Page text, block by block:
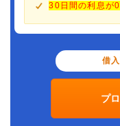
30日間の利息が0
借
プ